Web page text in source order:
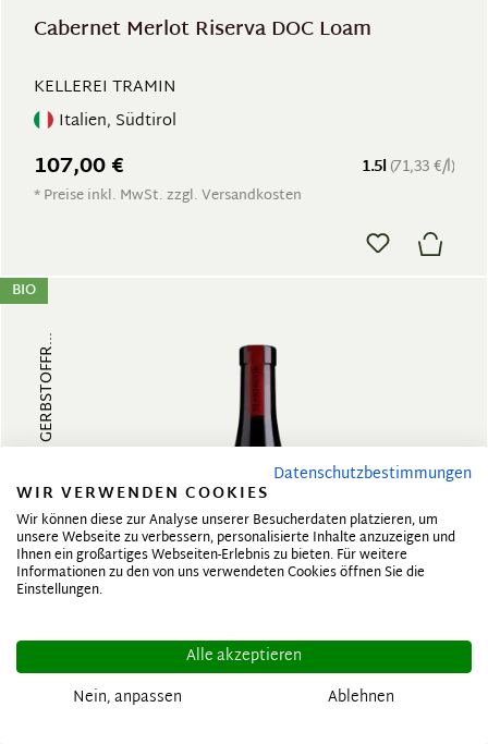
Cabernet Merlot Riserva DOC Loam
KELLEREI TRAMIN
Italien, Südtirol
1.5l (71,33 €/l)
107,00 €
* Preise inkl. MwSt. zzgl. Versandkosten
BIO
FRUCHTIG, MILDE SÄURE, GERBSTOFFR...ROTWEIN
2023
Datenschutzbestimmungen
WIR VERWENDEN COOKIES
Wir können diese zur Analyse unserer Besucherdaten platzieren, um
unsere Webseite zu verbessern, personalisierte Inhalte anzuzeigen und
Ihnen ein großartiges Webseiten-Erlebnis zu bieten. Für weitere
Informationen zu den von uns verwendeten Cookies öffnen Sie die
Einstellungen.
Alle akzeptieren
Nein, anpassen
Ablehnen